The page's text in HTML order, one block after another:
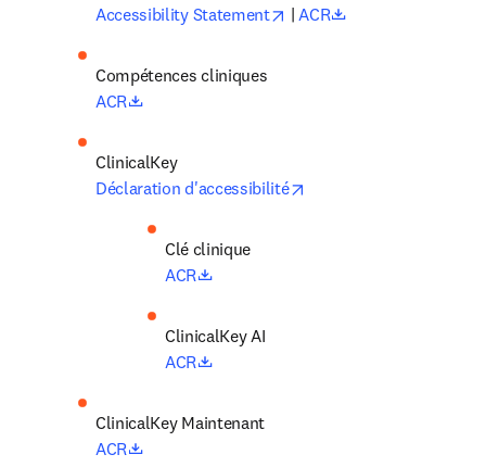
Accessibility Statement
opens in new tab/window
| ACR
Compétences cliniques
ACR
ClinicalKey
Déclaration d'accessibilité
Clé clinique
ACR
ClinicalKey AI
ACR
ClinicalKey Maintenant
ACR